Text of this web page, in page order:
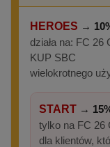
HEROES →
działa na: FC
KUP SBC
wielokrotnego
START →
tylko na FC 26
dla klientów,